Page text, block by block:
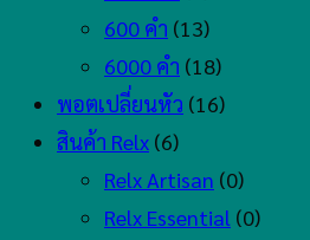
600 คำ (13)
6000 คำ (18)
พอตเปลี่ยนหัว (16)
สินค้า Relx (6)
Relx Artisan (0)
Relx Essential (0)